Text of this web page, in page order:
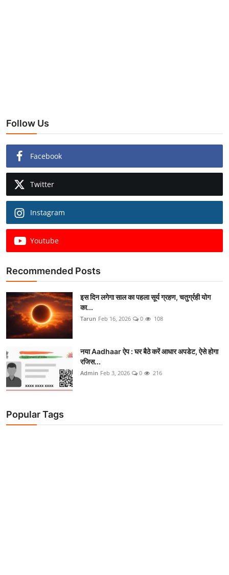
Follow Us
Facebook
Twitter
Instagram
Youtube
Recommended Posts
इस दिन लगेगा साल का पहला सूर्य ग्रहण, चतुर्ग्रही योग
का...
Tarun Feb 16, 2026 0 108
नया Aadhaar ऐप : घर बैठे करें आधार अपडेट, ऐसे होगा
रजिस...
Admin Feb 3, 2026 0 216
Popular Tags